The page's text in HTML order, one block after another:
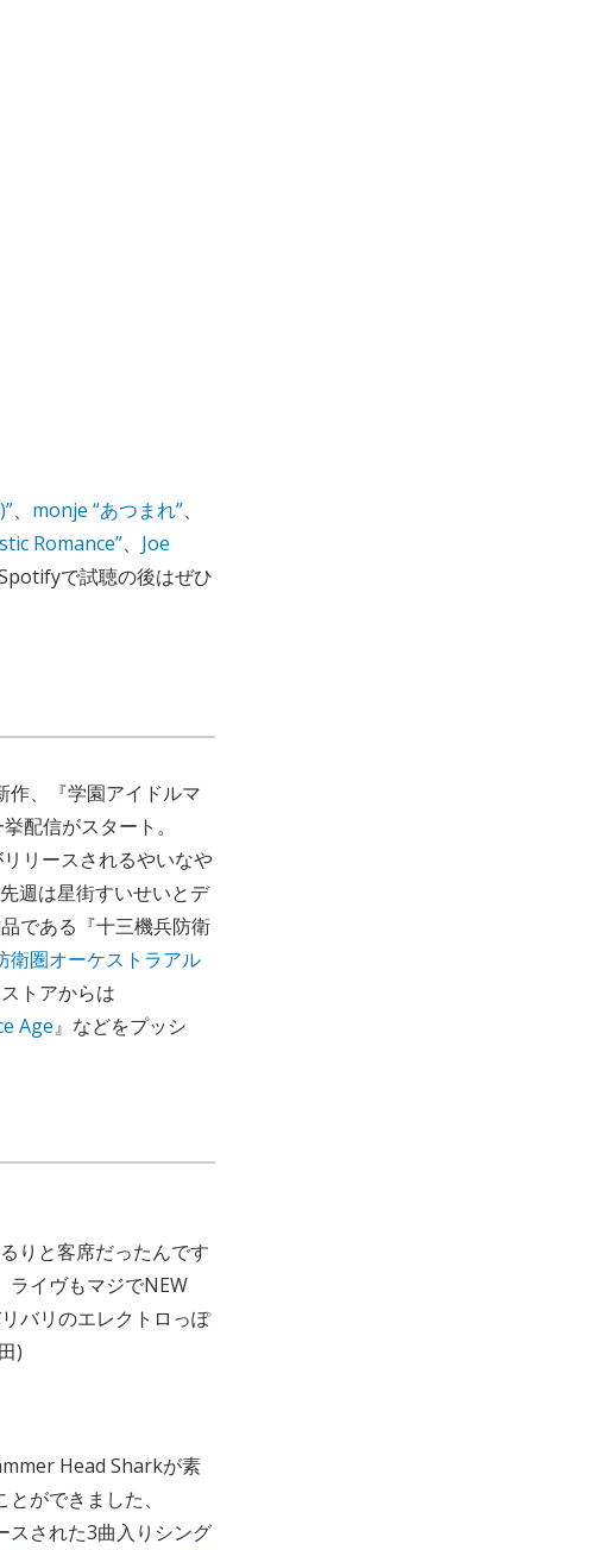
、 monje “あつまれ”、
Romance”、 Joe
で試聴の後はぜひ
作、『学園アイドルマ
配信がスタート。
リースされるやいなや
週は星街すいせいとデ
である『十三機兵防衛
衛圏オーケストラアル
トアからは
Age』などをプッシ
りと客席だったんです
ライヴもマジでNEW
バリのエレクトロっぽ
)
Head Sharkが素
ができました、
スされた3曲入りシング